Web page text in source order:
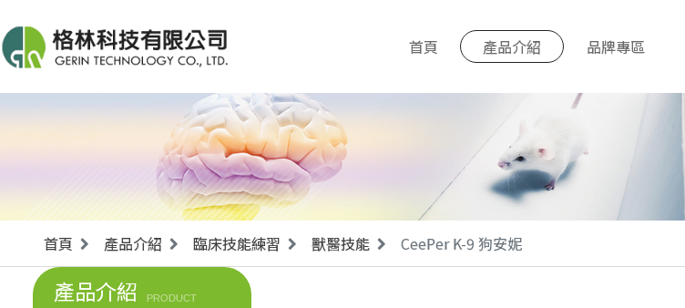
首頁 產品介紹 品牌專區
首頁 產品介紹 臨床技能練習 獸醫技能 CeePer K-9 狗安妮
產品介紹 PRODUCT